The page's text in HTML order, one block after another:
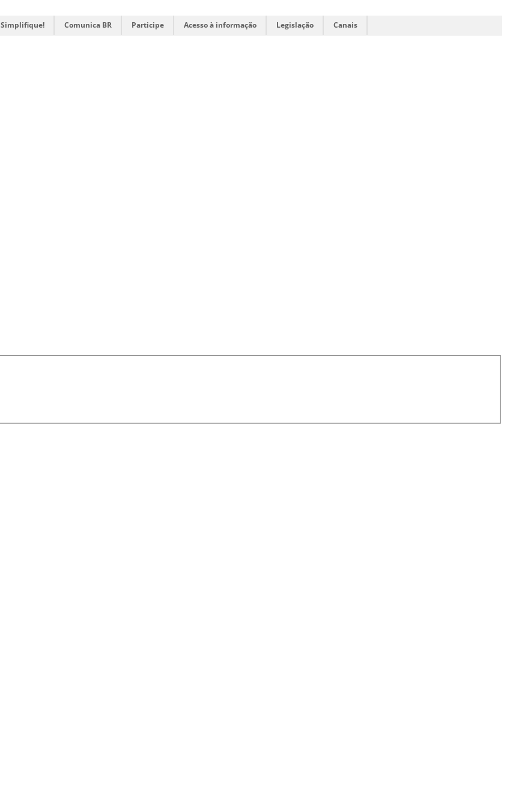
Simplifique! Comunica BR Participe Acesso à informação Legislação Canais